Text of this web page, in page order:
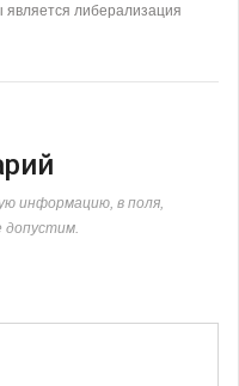
либерализация
информацию, в поля,
допустим.